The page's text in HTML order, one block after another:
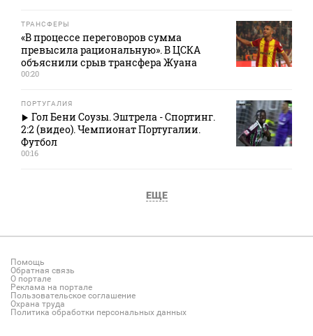
ТРАНСФЕРЫ
«В процессе переговоров сумма
превысила рациональную». В ЦСКА
объяснили срыв трансфера Жуана
00:20
ПОРТУГАЛИЯ
Гол Бени Соузы. Эштрела - Спортинг.
2:2 (видео). Чемпионат Португалии.
Футбол
00:16
ЕЩЕ
Помощь
Обратная связь
О портале
Реклама на портале
Пользовательское соглашение
Охрана труда
Политика обработки персональных данных